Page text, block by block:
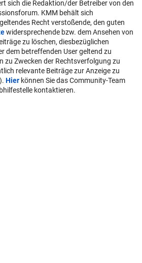
sich die Redaktion/der Betreiber von den
KMM behält sich
Recht verstoßende, den guten
widersprechende bzw. dem Ansehen von
zu löschen, diesbezüglichen
dem betreffenden User geltend zu
zu Zwecken der Rechtsverfolgung zu
relevante Beiträge zur Anzeige zu
). Hier können Sie das Community-Team
kontaktieren.